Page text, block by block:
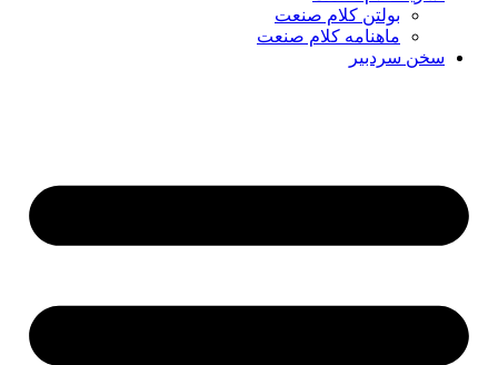
بولتن کلام صنعت
ماهنامه کلام صنعت
سخن سردبیر